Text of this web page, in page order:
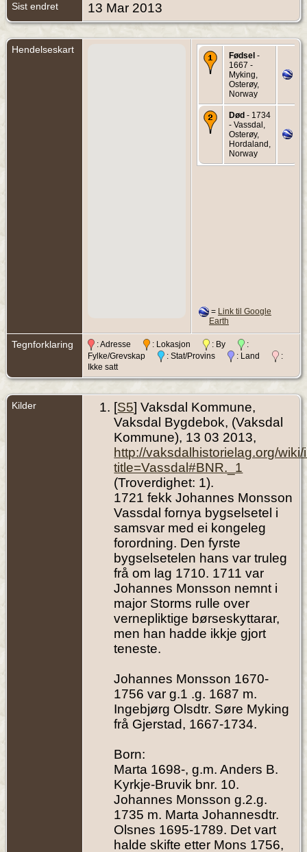
Sist endret 13 Mar 2013
Hendelseskart
Fødsel -
1667 -
Myking,
Osterøy,
Norway
Død - 1734
- Vassdal,
Osterøy,
Hordaland,
Norway
= Link til Google
Earth
Tegnforklaring : Adresse : Lokasjon : By
:
Fylke/Grevskap
: Stat/Provins : Land
:
Ikke satt
Kilder [S5] Vaksdal Kommune,
Vaksdal Bygdebok, (Vaksdal
Kommune), 13 03 2013,
http://vaksdalhistorielag.org/
title=Vassdal#BNR._1
(Troverdighet: 1).
1721 fekk Johannes Monsson
Vassdal fornya bygselsetel i
samsvar med ei kongeleg
forordning. Den fyrste
bygselsetelen hans var truleg
frå om lag 1710. 1711 var
Johannes Monsson nemnt i
major Storms rulle over
vernepliktige børseskyttarar,
men han hadde ikkje gjort
teneste.
Johannes Monsson 1670-
1756 var g.1 .g. 1687 m.
Ingebjørg Olsdtr. Søre Myking
frå Gjerstad, 1667-1734.
Born:
Marta 1698-, g.m. Anders B.
Kyrkje-Bruvik bnr. 10.
Johannes Monsson g.2.g.
1735 m. Marta Johannesdtr.
Olsnes 1695-1789. Det vart
halde skifte etter Mons 1756,